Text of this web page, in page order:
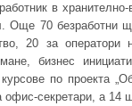
в хранително-
Още 70 безработни
20 за оператори
бизнес
по проекта
секретари, а 14